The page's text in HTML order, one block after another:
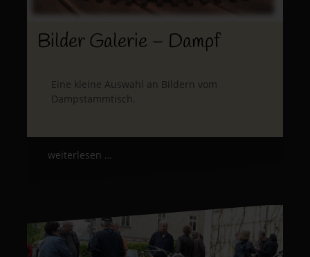
Bilder Galerie – Dampf
Eine kleine Auswahl an Bildern vom
Dampstammtisch.
weiterlesen …